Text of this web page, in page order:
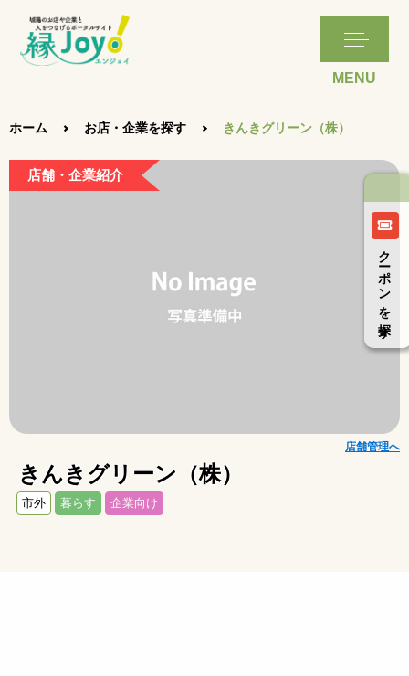
クーポンを探す
ホーム お店・企業を探す きんきグリーン（株）
店舗・企業紹介
店舗管理へ
きんきグリーン（株）
市外 暮らす 企業向け